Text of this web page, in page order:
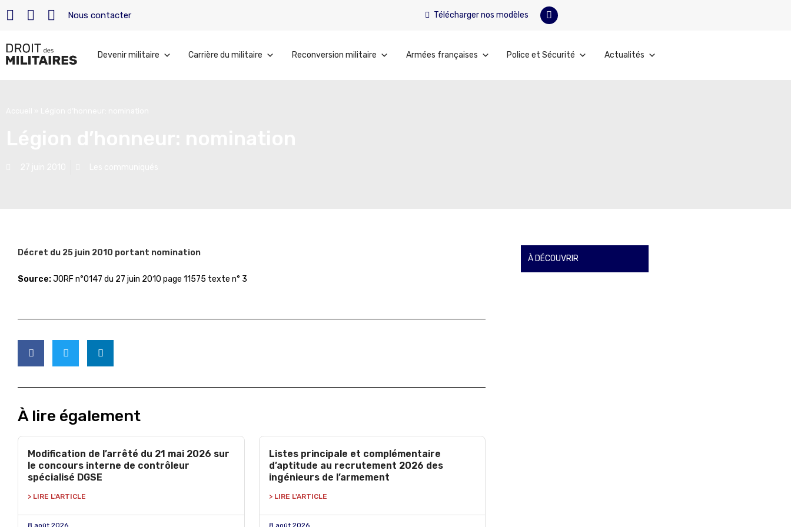
Nous contacter Télécharger nos modèles
Devenir militaire Carrière du militaire Reconversion militaire Armées françaises Police et Sécurité Actualités
Décret du 25 juin 2010 portant nomination
Source:JORF n°0147 du 27 juin 2010 page 11575 texte n° 3
À lire également
Modification de l’arrêté du 21 mai 2026 sur
le concours interne de contrôleur
spécialisé DGSE
> LIRE L'ARTICLE
8 août 2026
Listes principale et complémentaire
d’aptitude au recrutement 2026 des
ingénieurs de l’armement
> LIRE L'ARTICLE
8 août 2026
À DÉCOUVRIR